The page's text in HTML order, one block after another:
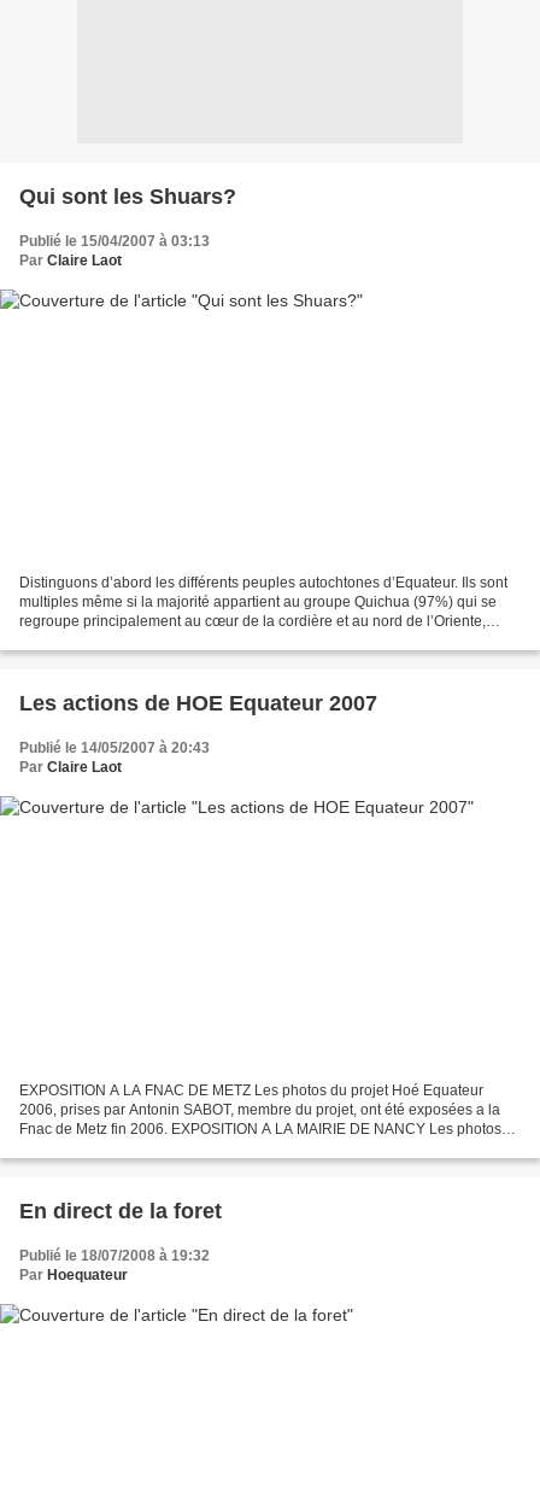
Qui sont les Shuars?
Publié le 15/04/2007 à 03:13
Par Claire Laot
Distinguons d’abord les différents peuples autochtones d’Equateur. Ils sont
multiples même si la majorité appartient au groupe Quichua (97%) qui se
regroupe principalement au cœur de la cordière et au nord de l’Oriente,
Les actions de HOE Equateur 2007
Publié le 14/05/2007 à 20:43
Par Claire Laot
EXPOSITION A LA FNAC DE METZ Les photos du projet Hoé Equateur
2006, prises par Antonin SABOT, membre du projet, ont été exposées a la
Fnac de Metz fin 2006. EXPOSITION A LA MAIRIE DE NANCY Les photos
En direct de la foret
Publié le 18/07/2008 à 19:32
Par Hoequateur